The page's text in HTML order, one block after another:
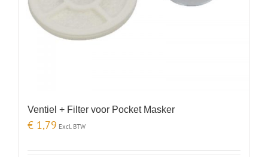
Ventiel + Filter voor Pocket Masker
€ 1,79 Excl. BTW